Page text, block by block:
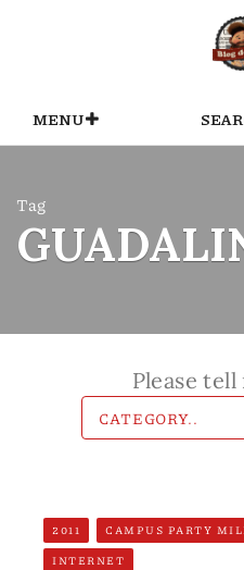
MENU
Tag
Please
2011 CAMPUS PARTY
INTERNET